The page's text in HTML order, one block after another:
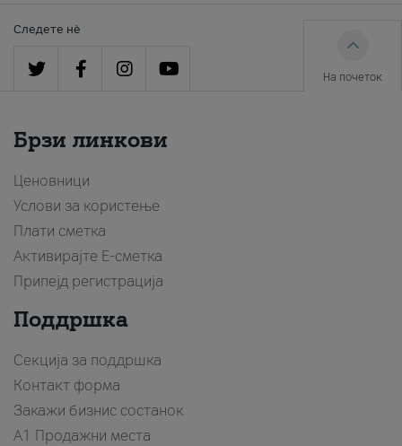
Следете нè
На почеток
Брзи линкови
Ценовници
Услови за користење
Плати сметка
Активирајте Е-сметка
Припејд регистрација
Поддршка
Секција за поддршка
Контакт форма
Закажи бизнис состанок
A1 Продажни места